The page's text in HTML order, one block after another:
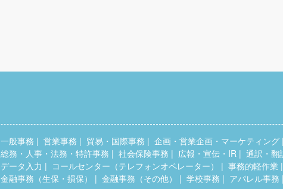
一般事務 営業事務 貿易・国際事務
企画・営業企画・マーケティング
総務・人事・法務・特許事務
社会保険事務 広報・宣伝・IR
通訳・翻
データ入力
コールセンター（テレフォンオペレーター）
事務的軽作業
金融事務（生保・損保）
金融事務（その他） 学校事務 アパレル事務